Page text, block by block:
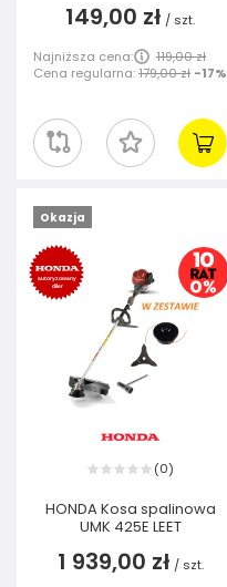
149,00 zł / szt.
Najniższa cena:
119,00 zł
Cena regularna:179,00 zł -17%
Okazja
(0)
HONDA Kosa spalinowa
UMK 425E LEET
1 939,00 zł / szt.